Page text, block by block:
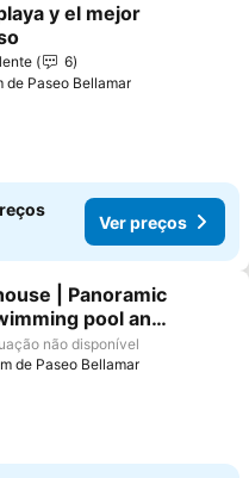
aos favoritos
y el mejor
6
de Paseo Bellamar
Ver preços
aos favoritos
| Panoramic
pool and
| Pet-friendly
não disponível
de Paseo Bellamar